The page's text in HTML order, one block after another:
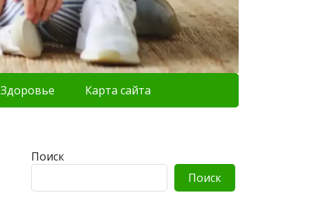
Здоровье Карта сайта
Поиск
Поиск